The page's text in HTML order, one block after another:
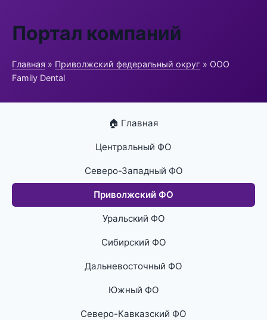
Портал компаний
Главная » Приволжский федеральный округ » ООО
Family Dental
🏠 Главная
Центральный ФО
Северо-Западный ФО
Приволжский ФО
Уральский ФО
Сибирский ФО
Дальневосточный ФО
Южный ФО
Северо-Кавказский ФО